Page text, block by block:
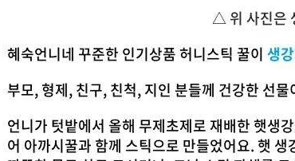
△ 위 사진은
혜숙언니네 꾸준한 인기상품 허니스틱 꿀이 생
부모, 형제, 친구, 친척, 지인 분들께 건강한 선물
언니가 텃밭에서 올해 무제초제로 재배한 햇생
어 아까시꿀과 함께 스틱으로 만들었어요. 햇